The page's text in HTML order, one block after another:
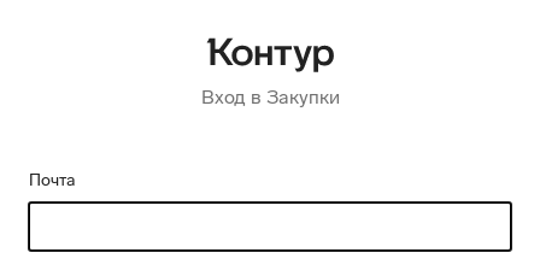
Вход в Закупки
Почта